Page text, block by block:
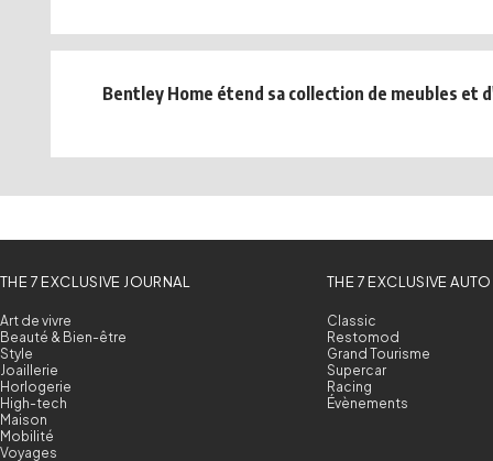
Bentley Home étend sa collection de meubles et
THE 7 EXCLUSIVE JOURNAL
Art de vivre
Beauté & Bien-être
Style
Joaillerie
Horlogerie
High-tech
Maison
Mobilité
Voyages
THE 7 EXCLUSIVE AUTO
Classic
Restomod
Grand Tourisme
Supercar
Racing
Évènements